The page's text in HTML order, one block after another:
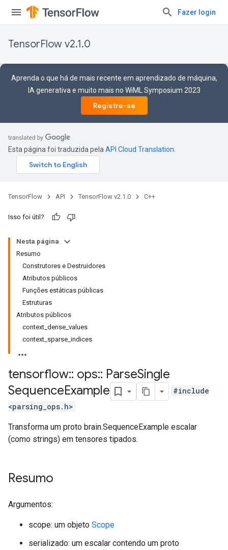
Fazer login
TensorFlow v2.1.0
Aprenda o que há de mais recente em aprendizado de máquina,
IA generativa e muito mais no WiML Symposium 2023
Registre-se
Esta página foi traduzida pela API Cloud Translation
TensorFlow API TensorFlow v2.1.0 C++
Isso foi útil?
Nesta página
Resumo
Construtores e Destruidores
Atributos públicos
Funções estáticas públicas
Estruturas
Atributos públicos
context_dense_values
context_sparse_indices
tensorflow:: ops:: ParseSingle
SequenceExample
#include
<parsing_ops.h>
Transforma um proto brain.SequenceExample escalar
(como strings) em tensores tipados.
Resumo
Argumentos:
scope: um objeto Scope
serializado: um escalar contendo um proto